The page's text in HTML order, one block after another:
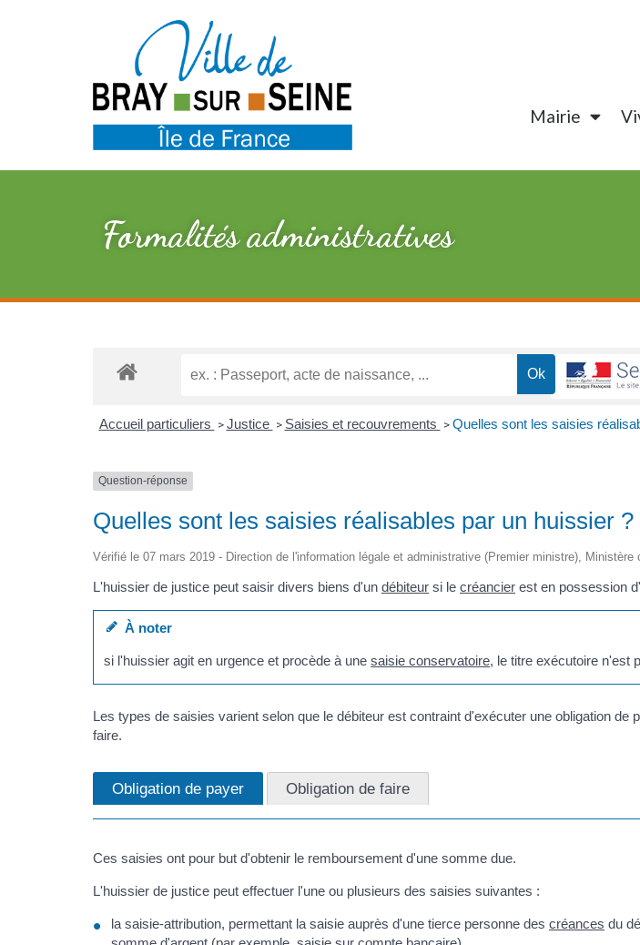
Mairie
Formalités administratives
Accueil particuliers > Justice > Saisies et recouvrements > Quelles sont les saisies
Question-réponse
Quelles sont les saisies réalisables par un huissier ?
Vérifié le 07 mars 2019 - Direction de l'information légale et administrative (Premier ministre), Ministère
L'huissier de justice peut saisir divers biens d'un débiteur si le créancier est en possession
À noter
si l'huissier agit en urgence et procède à unesaisie conservatoire, le titre exécutoire n'est
Les types de saisies varient selon que le débiteur est contraint d'exécuter une obligation de
faire.
Obligation de payer Obligation de faire
Ces saisies ont pour but d'obtenir le remboursement d'une somme due.
L'huissier de justice peut effectuer l'une ou plusieurs des saisies suivantes :
la saisie-attribution, permettant la saisie auprès d'une tierce personne des créances du